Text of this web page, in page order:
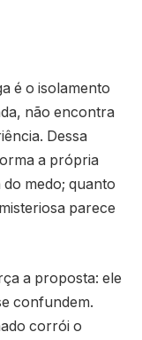
é o isolamento
não encontra
Dessa
a própria
medo; quanto
parece
a proposta: ele
confundem.
corrói o